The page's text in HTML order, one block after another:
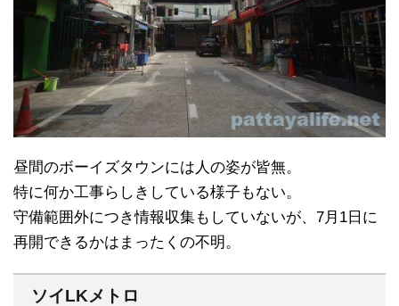
昼間のボーイズタウンには人の姿が皆無。
特に何か工事らしきしている様子もない。
守備範囲外につき情報収集もしていないが、7月1日に
再開できるかはまったくの不明。
ソイLKメトロ